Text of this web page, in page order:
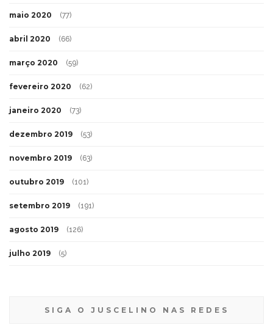
maio 2020 (77)
abril 2020 (66)
março 2020 (59)
fevereiro 2020 (62)
janeiro 2020 (73)
dezembro 2019 (53)
novembro 2019 (63)
outubro 2019 (101)
setembro 2019 (191)
agosto 2019 (126)
julho 2019 (5)
SIGA O JUSCELINO NAS REDES